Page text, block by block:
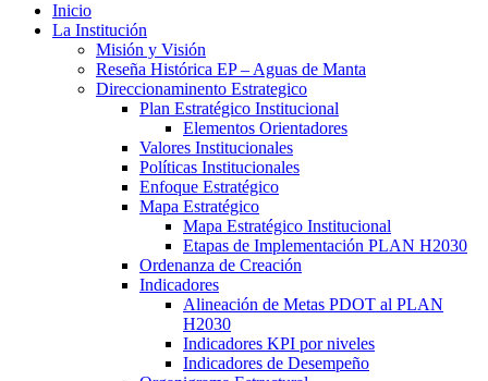
Inicio
La Institución
Misión y Visión
Reseña Histórica EP – Aguas de Manta
Direccionaminento Estrategico
Plan Estratégico Institucional
Elementos Orientadores
Valores Institucionales
Políticas Institucionales
Enfoque Estratégico
Mapa Estratégico
Mapa Estratégico Institucional
Etapas de Implementación PLAN H2030
Ordenanza de Creación
Indicadores
Alineación de Metas PDOT al PLAN
H2030
Indicadores KPI por niveles
Indicadores de Desempeño